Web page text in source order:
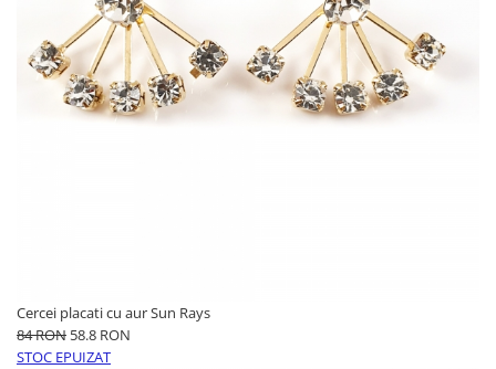
Cercei placati cu aur Sun Rays
84 RON 58.8 RON
STOC EPUIZAT